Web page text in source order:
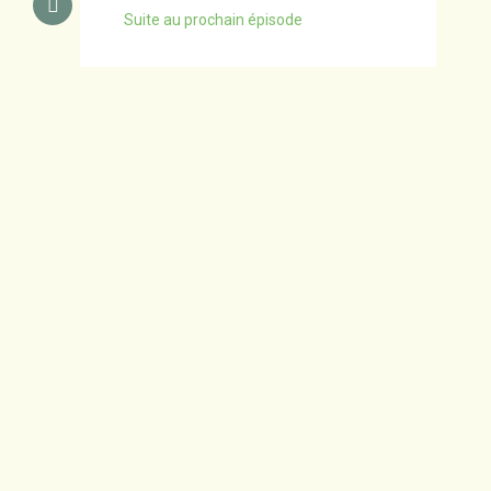
Suite au prochain épisode